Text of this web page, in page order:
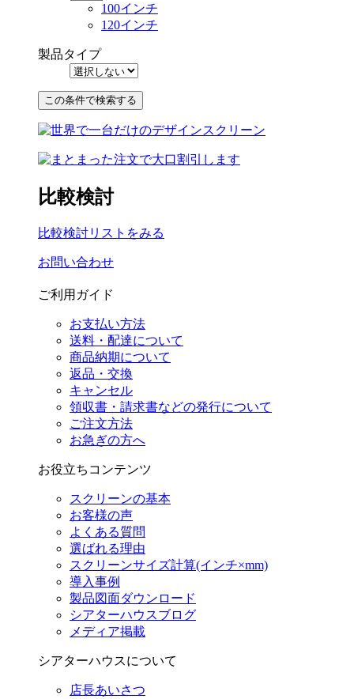
100インチ
120インチ
製品タイプ
比較検討
比較検討リストをみる
お問い合わせ
ご利用ガイド
お支払い方法
送料・配達について
商品納期について
返品・交換
キャンセル
領収書・請求書などの発行について
ご注文方法
お急ぎの方へ
お役立ちコンテンツ
スクリーンの基本
お客様の声
よくある質問
選ばれる理由
スクリーンサイズ計算(インチ×mm)
導入事例
製品図面ダウンロード
シアターハウスブログ
メディア掲載
シアターハウスについて
店長あいさつ